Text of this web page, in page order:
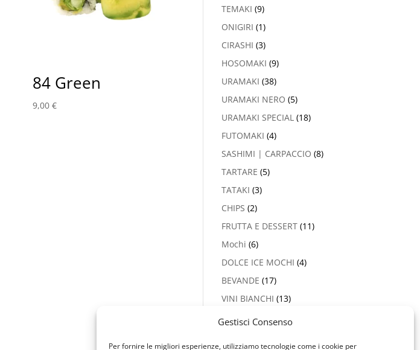
Gestisci Consenso
Per fornire le migliori esperienze, utilizziamo tecnologie come i cookie per
84 Green
9,00 €
TEMAKI (9)
ONIGIRI (1)
CIRASHI (3)
HOSOMAKI (9)
URAMAKI (38)
URAMAKI NERO (5)
URAMAKI SPECIAL (18)
FUTOMAKI (4)
SASHIMI | CARPACCIO (8)
TARTARE (5)
TATAKI (3)
CHIPS (2)
FRUTTA E DESSERT (11)
Mochi (6)
DOLCE ICE MOCHI (4)
BEVANDE (17)
VINI BIANCHI (13)
PROSECCO & CHAMPAGNE